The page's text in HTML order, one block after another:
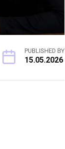
PUBLISHED BY
15.05.2026